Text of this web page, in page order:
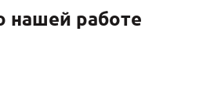
нашей работе